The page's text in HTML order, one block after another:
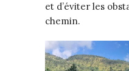
et d’éviter les
chemin.